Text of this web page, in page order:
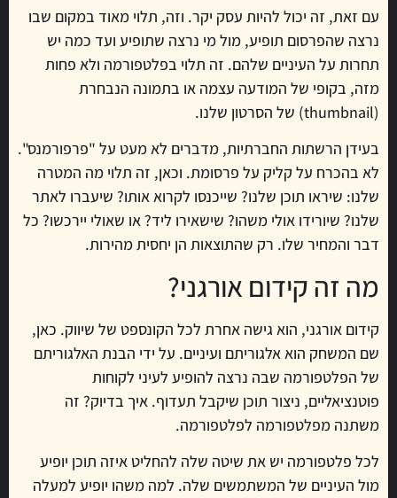
עם זאת, זה יכול להיות עסק יקר. וזה, תלוי מאוד במקום שבו
נרצה שהפרסום תופיע, מול מי נרצה שתופיע ועד כמה יש
תחרות על העיניים שלהם. זה תלוי בפלטפורמה ולא פחות
מזה, בקופי של המודעה עצמה או בתמונה הנבחרת
(thumbnail) של הסרטון שלנו.
בעידן הרשתות החברתיות, מדברים לא מעט על "פרפורמנס".
לא בהכרח על קליק על פרסומת. וכאן, זה תלוי מה המטרה
שלנו: שיראו תוכן שלנו? שייכנסו לקרוא אותו? שיעברו לאתר
שלנו? שיורידו אולי משהו? שישאירו ליד? או שאולי יירכשו? כל
דבר והמחיר שלו. רק שהתוצאות הן יחסית מהירות.
מה זה קידום אורגני?
קידום אורגני, הוא גישה אחרת לכל הקונספט של שיווק. כאן,
שם המשחק הוא אלגוריתם ועיניים. על ידי הבנת האלגוריתם
של הפלטפורמה שבה נרצה להופיע לעיני לקוחות
פוטנציאליים, ניצור תוכן שיקבל תעדוף. איך בדיוק? זה
משתנה מפלטפורמה לפלטפורמה.
לכל פלטפורמה יש את שיטה שלה להחליט איזה תוכן יופיע
מול העיניים של המשתמשים שלה. למה משהו יופיע למעלה